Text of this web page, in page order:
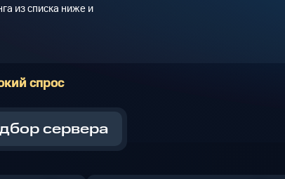
из списка ниже и
спрос
сервера